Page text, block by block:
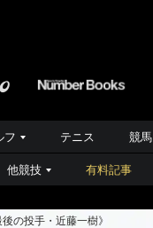
フ テニス 競馬
他競技 有料記事
の投手・近藤一樹》